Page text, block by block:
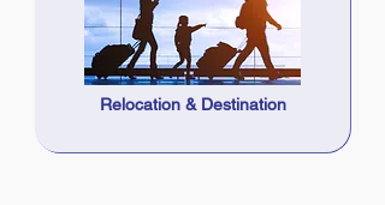
Relocation & Destination